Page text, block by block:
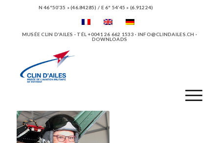
N 46°50’35 » (46.84285) / E 6° 54’45 » (6.91224)
MUSÉE CLIN D'AILES · TÉL +0041 26 662 1533 · INFO@CLINDAILES.CH ·
DOWNLOADS